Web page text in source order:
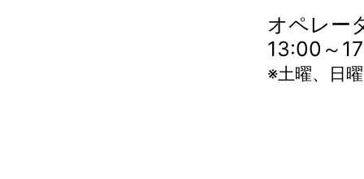
オペレー
13:00～
※土曜、日